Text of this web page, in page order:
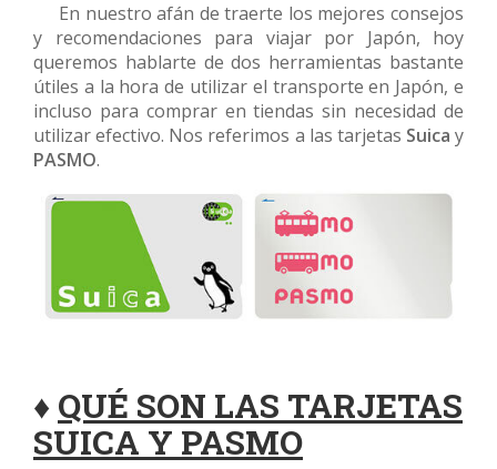
En nuestro afán de traerte los mejores consejos
y recomendaciones para viajar por Japón, hoy
queremos hablarte de dos herramientas bastante
útiles a la hora de utilizar el transporte en Japón, e
incluso para comprar en tiendas sin necesidad de
utilizar efectivo. Nos referimos a las tarjetas Suica y
PASMO.
♦ QUÉ SON LAS TARJETAS
SUICA Y PASMO